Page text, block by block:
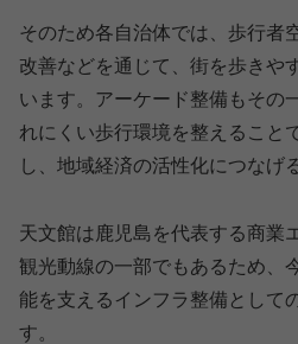
そのため各自治体では、歩行者
改善などを通じて、街を歩きや
います。アーケード整備もその
れにくい歩行環境を整えること
し、地域経済の活性化につなげ
天文館は鹿児島を代表する商業
観光動線の一部でもあるため、
能を支えるインフラ整備として
す。